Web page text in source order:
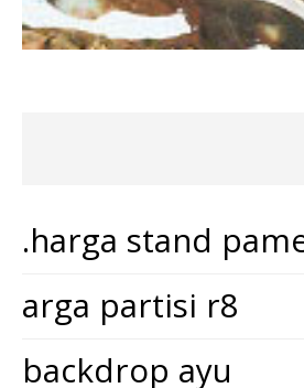
.harga stand
arga partisi r8
backdrop ayu